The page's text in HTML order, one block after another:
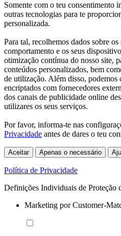
Somente com o teu consentimento
outras tecnologias para te
personalizada.
Para tal, recolhemos dados sobre
comportamento e os seus
otimização contínua do nosso site,
conteúdos personalizados, bem
de utilização. Além disso, podemos
encriptados com fornecedores
dos canais de publicidade online
utilizares os seus serviços.
Por favor, informa-te nas
Privacidade antes de dares o teu
Aceitar Apenas o necessário
Política de Privacidade
Definições Individuais de Proteção
Marketing por Customer-